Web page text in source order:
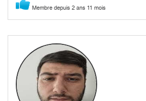
Membre depuis 2 ans 11 mois